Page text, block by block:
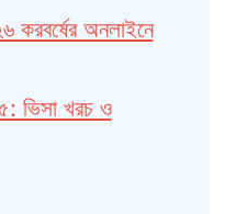
অনলাইনে
ভিসা খরচ ও